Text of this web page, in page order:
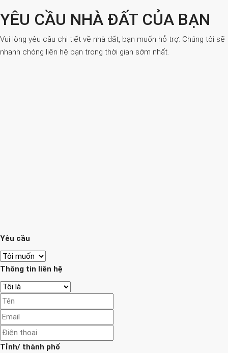
YÊU CẦU NHÀ ĐẤT CỦA BẠN
Vui lòng yêu cầu chi tiết về nhà đất, bạn muốn hỗ trợ. Chúng tôi sẽ
nhanh chóng liên hệ bạn trong thời gian sớm nhất.
Yêu cầu
Thông tin liên hệ
Tỉnh/ thành phố